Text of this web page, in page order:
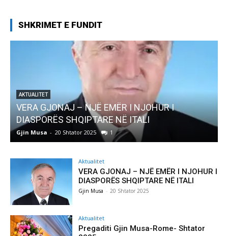
SHKRIMET E FUNDIT
AKTUALITET
VERA GJONAJ – NJË EMËR I NJOHUR I
DIASPORËS SHQIPTARE NË ITALI
Gjin Musa - 20 Shtator 2025 1
Aktualitet
VERA GJONAJ – NJË EMËR I NJOHUR I
DIASPORËS SHQIPTARE NË ITALI
Gjin Musa - 20 Shtator 2025
Aktualitet
Pregaditi Gjin Musa-Rome- Shtator